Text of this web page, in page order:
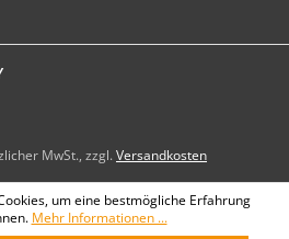
MwSt., zzgl. Versandkosten
um eine bestmögliche Erfahrung
Mehr Informationen ...